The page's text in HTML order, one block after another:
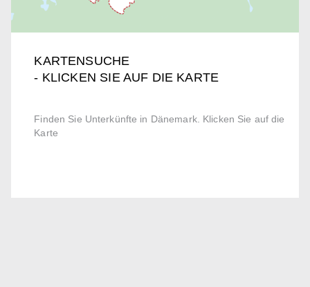
KARTENSUCHE
- KLICKEN SIE AUF DIE KARTE
Finden Sie Unterkünfte in Dänemark. Klicken Sie auf die
Karte